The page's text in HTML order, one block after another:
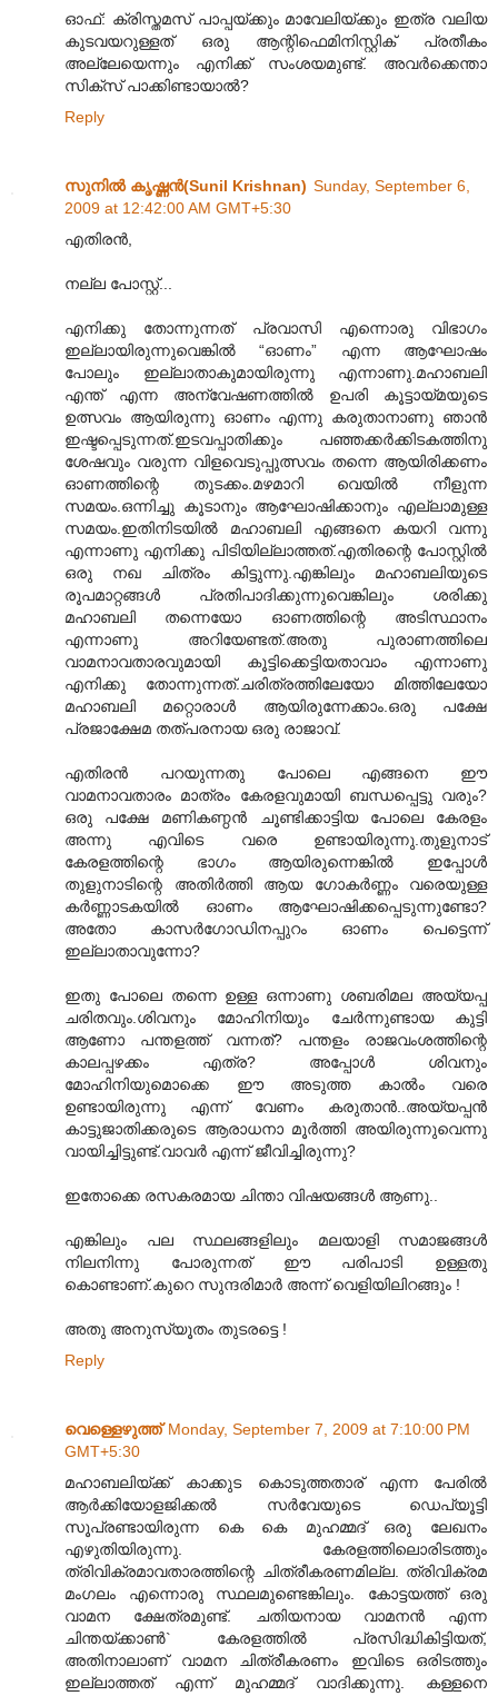
ഓഫ്: ക്രിസ്തമസ് പാപ്പയ്ക്കും മാവേലിയ്ക്കും ഇത്ര വലിയ
കുടവയറുള്ളത് ഒരു ആന്റിഫെമിനിസ്റ്റിക് പ്രതീകം
അല്ലേയെന്നും എനിക്ക് സംശയമുണ്ട്. അവർക്കെന്താ
സിക്സ് പാക്കിണ്ടായാൽ?
Reply
സുനിൽ കൃഷ്ണൻ(Sunil Krishnan) Sunday, September 6,
2009 at 12:42:00 AM GMT+5:30
എതിരൻ,
നല്ല പോസ്റ്റ്...
എനിക്കു തോന്നുന്നത് പ്രവാസി എന്നൊരു വിഭാഗം
ഇല്ലായിരുന്നുവെങ്കിൽ “ഓണം” എന്ന ആഘോഷം
പോലും ഇല്ലാതാകുമായിരുന്നു എന്നാണു.മഹാബലി
എന്ത് എന്ന അന്വേഷണത്തിൽ ഉപരി കൂട്ടായ്മയുടെ
ഉത്സവം ആയിരുന്നു ഓണം എന്നു കരുതാനാണു ഞാൻ
ഇഷ്ടപ്പെടുന്നത്.ഇടവപ്പാതിക്കും പഞ്ഞക്കർക്കിടകത്തിനു
ശേഷവും വരുന്ന വിളവെടുപ്പുത്സവം തന്നെ ആയിരിക്കണം
ഓണത്തിന്റെ തുടക്കം.മഴമാറി വെയിൽ നീളുന്ന
സമയം.ഒന്നിച്ചു കൂടാനും ആഘോഷിക്കാനും എല്ലാമുള്ള
സമയം.ഇതിനിടയിൽ മഹാബലി എങ്ങനെ കയറി വന്നു
എന്നാണു എനിക്കു പിടിയില്ലാത്തത്.എതിരന്റെ പോസ്റ്റിൽ
ഒരു നഖ ചിത്രം കിട്ടുന്നു.എങ്കിലും മഹാബലിയുടെ
രൂപമാറ്റങ്ങൾ പ്രതിപാദിക്കുന്നുവെങ്കിലും ശരിക്കു
മഹാബലി തന്നെയോ ഓണത്തിന്റെ അടിസ്ഥാനം
എന്നാണു അറിയേണ്ടത്.അതു പുരാണത്തിലെ
വാമനാവതാരവുമായി കൂട്ടിക്കെട്ടിയതാവാം എന്നാണു
എനിക്കു തോന്നുന്നത്.ചരിത്രത്തിലേയോ മിത്തിലേയോ
മഹാബലി മറ്റൊരാൾ ആയിരുന്നേക്കാം.ഒരു പക്ഷേ
പ്രജാക്ഷേമ തത്പരനായ ഒരു രാജാവ്.
എതിരൻ പറയുന്നതു പോലെ എങ്ങനെ ഈ
വാമനാവതാരം മാത്രം കേരളവുമായി ബന്ധപ്പെട്ടു വരും?
ഒരു പക്ഷേ മണികണ്ഠൻ ചൂണ്ടിക്കാട്ടിയ പോലെ കേരളം
അന്നു എവിടെ വരെ ഉണ്ടായിരുന്നു.തുളുനാട്
കേരളത്തിന്റെ ഭാഗം ആയിരുന്നെങ്കിൽ ഇപ്പോൾ
തുളുനാടിന്റെ അതിർത്തി ആയ ഗോകർണ്ണം വരെയുള്ള
കർണ്ണാടകയിൽ ഓണം ആഘോഷിക്കപ്പെടുന്നുണ്ടോ?
അതോ കാസർ‌ഗോഡിനപ്പുറം ഓണം പെട്ടെന്ന്
ഇല്ലാതാവുന്നോ?
ഇതു പോലെ തന്നെ ഉള്ള ഒന്നാണു ശബരിമല അയ്യപ്പ
ചരിതവും.ശിവനും മോഹിനിയും ചേർന്നുണ്ടായ കുട്ടി
ആണോ പന്തളത്ത് വന്നത്? പന്തളം രാജവംശത്തിന്റെ
കാലപ്പഴക്കം എത്ര? അപ്പോൾ ശിവനും
മോഹിനിയുമൊക്കെ ഈ അടുത്ത കാൽം വരെ
ഉണ്ടായിരുന്നു എന്ന് വേണം കരുതാൻ..അയ്യപ്പൻ
കാട്ടുജാതിക്കരുടെ ആരാധനാ മൂർത്തി അയിരുന്നുവെന്നു
വായിച്ചിട്ടുണ്ട്.വാവർ എന്ന് ജീവിച്ചിരുന്നു?
ഇതോക്കെ രസകരമായ ചിന്താ വിഷയങ്ങൾ ആണു..
എങ്കിലും പല സ്ഥലങ്ങളിലും മലയാളി സമാജങ്ങൾ
നിലനിന്നു പോരുന്നത് ഈ പരിപാടി ഉള്ളതു
കൊണ്ടാണ്.കുറെ സുന്ദരിമാർ അന്ന് വെളിയിലിറങ്ങും !
അതു അനുസ്യൂതം തുടരട്ടെ !
Reply
വെള്ളെഴുത്ത് Monday, September 7, 2009 at 7:10:00 PM
GMT+5:30
മഹാബലിയ്ക്ക് കാക്കുട കൊടുത്തതാര് എന്ന പേരില്‍
ആര്‍ക്കിയോളജിക്കല്‍ സര്‍വേയുടെ ഡെപ്യൂട്ടി
സൂപ്രണ്ടായിരുന്ന കെ കെ മുഹമ്മദ് ഒരു ലേഖനം
എഴുതിയിരുന്നു. കേരളത്തിലൊരിടത്തും
ത്രിവിക്രമാവതാരത്തിന്റെ ചിത്രീകരണമില്ല. ത്രിവിക്രമ
മംഗലം എന്നൊരു സ്ഥലമുണ്ടെങ്കിലും. കോട്ടയത്ത് ഒരു
വാമന ക്ഷേത്രമുണ്ട്. ചതിയനായ വാമനന്‍ എന്ന
ചിന്തയ്ക്കാണ്‍` കേരളത്തില്‍ പ്രസിദ്ധികിട്ടിയത്,
അതിനാലാണ് വാമന ചിത്രീകരണം ഇവിടെ ഒരിടത്തും
ഇല്ലാത്തത് എന്ന് മുഹമ്മദ് വാദിക്കുന്നു. കള്ളനെ